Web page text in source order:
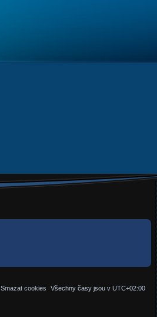
Všechny časy jsou v UTC+02:00
Smazat cookies